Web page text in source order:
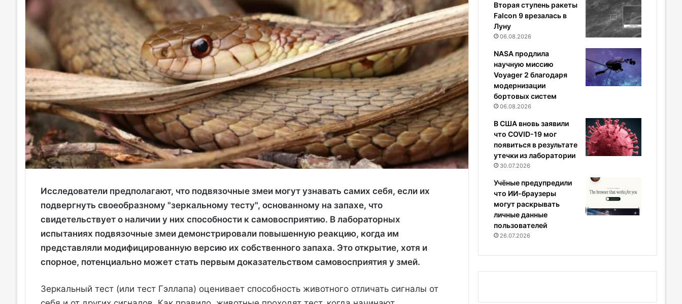
Исследователи предполагают, что подвязочные змеи могут узнавать самих себя, если их
подвергнуть своеобразному "зеркальному тесту", основанному на запахе, что
свидетельствует о наличии у них способности к самовосприятию. В лабораторных
испытаниях подвязочные змеи демонстрировали повышенную реакцию, когда им
представляли модифицированную версию их собственного запаха. Это открытие, хотя и
спорное, потенциально может стать первым доказательством самовосприятия у змей.
Зеркальный тест (или тест Гэллапа) оценивает способность животного отличать сигналы от
Вторая ступень ракеты
Falcon 9 врезалась в
Луну
06.08.2026
NASA продлила
научную миссию
Voyager 2 благодаря
модернизации
бортовых систем
06.08.2026
В США вновь заявили
что COVID-19 мог
появиться в результате
утечки из лаборатории
30.07.2026
Учёные предупредили
что ИИ-браузеры
могут раскрывать
личные данные
пользователей
26.07.2026